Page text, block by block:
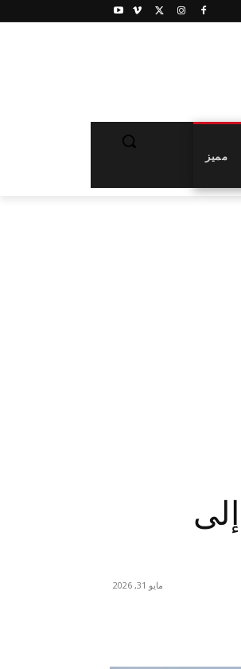
مميز
إسرائيل تعيد حدود ما قبل 2000 إلى
مايو 31, 2026